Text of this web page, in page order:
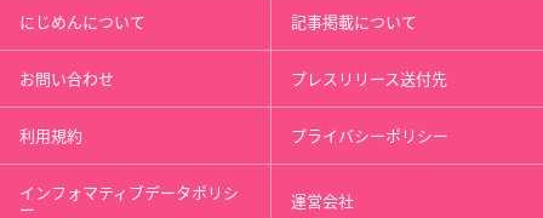
にじめんについて 記事掲載について
お問い合わせ プレスリリース送付先
利用規約 プライバシーポリシー
インフォマティブデータポリシ
ー 運営会社